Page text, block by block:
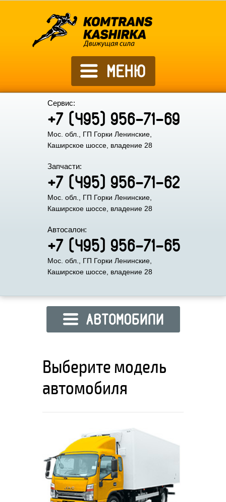
Сервис:
+7 (495) 956-71-69
Мос. обл., ГП Горки Ленинские,
Каширское шоссе, владение 28
Запчасти:
+7 (495) 956-71-62
Мос. обл., ГП Горки Ленинские,
Каширское шоссе, владение 28
Автосалон:
+7 (495) 956-71-65
Мос. обл., ГП Горки Ленинские,
Каширское шоссе, владение 28
Выберите модель
автомобиля